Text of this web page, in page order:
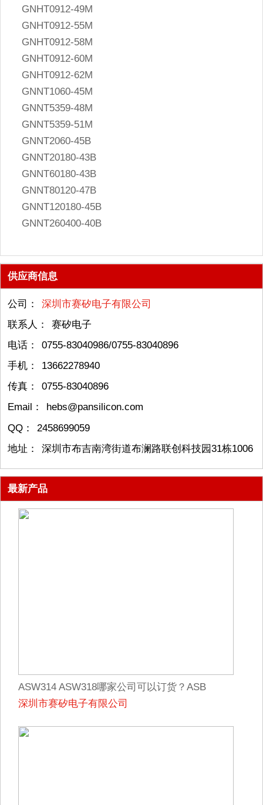
GNHT0912-49M
GNHT0912-55M
GNHT0912-58M
GNHT0912-60M
GNHT0912-62M
GNNT1060-45M
GNNT5359-48M
GNNT5359-51M
GNNT2060-45B
GNNT20180-43B
GNNT60180-43B
GNNT80120-47B
GNNT120180-45B
GNNT260400-40B
供应商信息
公司：
深圳市赛矽电子有限公司
联系人：
赛矽电子
电话：
0755-83040986/0755-83040896
手机：
13662278940
传真：
0755-83040896
Email：
hebs@pansilicon.com
QQ：
2458699059
地址：
深圳市布吉南湾街道布澜路联创科技园31栋1006
最新产品
ASW314 ASW318哪家公司可以订货？ASB
深圳市赛矽电子有限公司